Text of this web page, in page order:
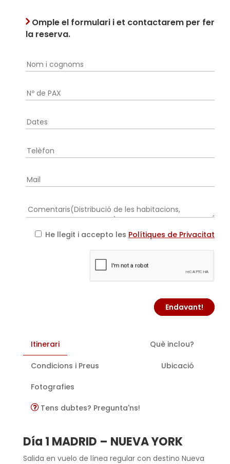
Omple el formulari i et contactarem per fer
la reserva.
He llegit i accepto les Polítiques de Privacitat
Endavant!
Itinerari Què inclou?
Condicions i Preus Ubicació
Fotografies
Tens dubtes? Pregunta'ns!
Día 1 MADRID – NUEVA YORK
Salida en vuelo de línea regular con destino Nueva